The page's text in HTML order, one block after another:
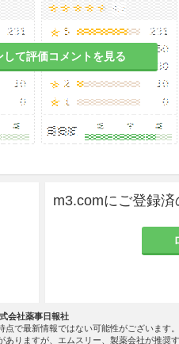
血管収縮薬に対して反応し
するおそれがある。〕
態をきたし、局所壊死が起こ
［浸潤、伝達（脊椎麻酔を除
麻酔、伝達麻酔、浸潤麻酔
注射液として使用する。
して評価コメントを見る
m3.comにご登録済
会社薬事日報社
で最新情報ではない可能性がございます
りますが、エムスリー、製薬会社が推奨